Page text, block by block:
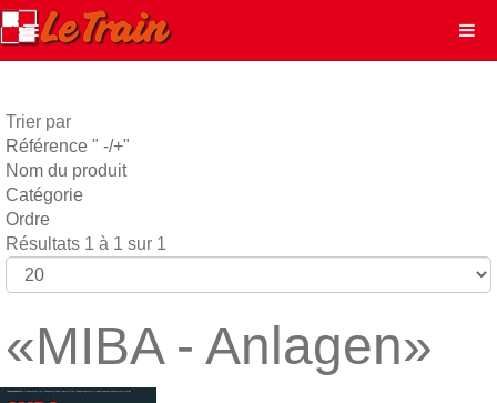
Trier par
Référence " -/+"
Nom du produit
Catégorie
Ordre
Résultats 1 à 1 sur 1
«MIBA - Anlagen»